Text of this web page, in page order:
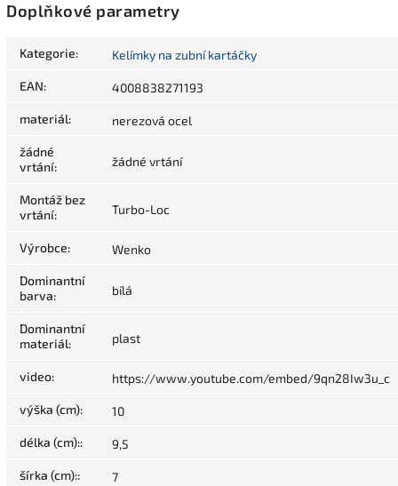
Doplňkové parametry
Kategorie: Kelímky na zubní kartáčky
EAN: 4008838271193
materiál: nerezová ocel
žádné
vrtání: žádné vrtání
Montáž bez
vrtání: Turbo-Loc
Výrobce: Wenko
Dominantní
barva: bílá
Dominantní
materiál: plast
video: https://www.youtube.com/embed/9qn28Iw3u_c
výška (cm): 10
délka (cm):: 9,5
šírka (cm):: 7